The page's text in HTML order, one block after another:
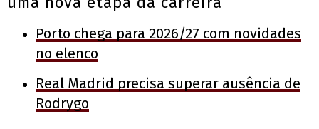
Porto chega para 2026/27 com novidades
no elenco
Real Madrid precisa superar ausência de
Rodrygo